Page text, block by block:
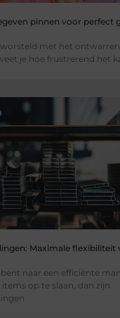
pinnen voor perfect
met het
je hoe frustrerend het
Maximale flexibiliteit
bent naar een efficiënte
op te slaan, dan zijn